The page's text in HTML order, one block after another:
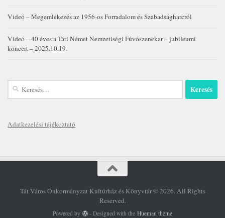
Videó – Megemlékezés az 1956-os Forradalom és Szabadságharcról
Videó – 40 éves a Táti Német Nemzetiségi Fúvószenekar – jubileumi
koncert – 2025.10.19.
Keresés:
Adatkezelési tájékoztató
Tát Város Önkormányzat Kultúrház és Könyvtár © 2026. All Rights
Reserved.
Powered by - Designed with theHueman theme